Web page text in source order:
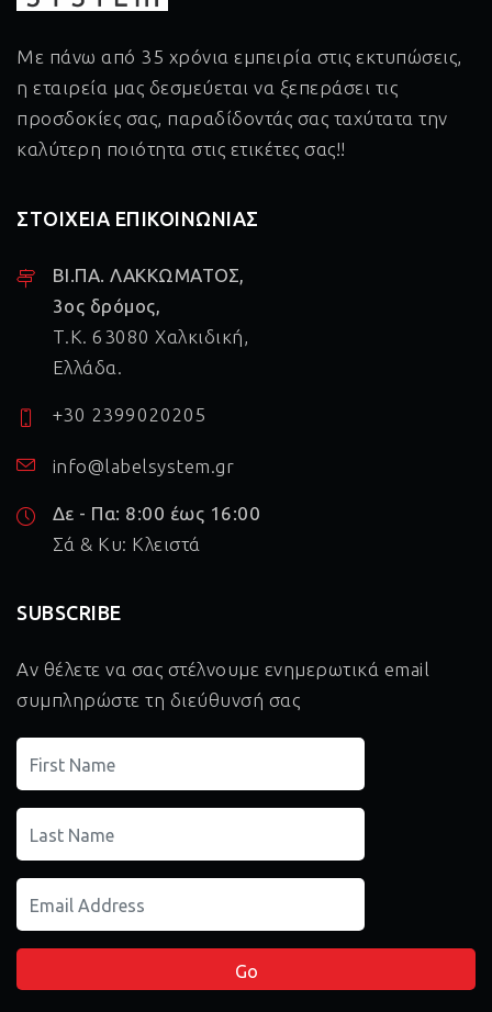
Με πάνω από 35 χρόνια εμπειρία στις εκτυπώσεις,
η εταιρεία μας δεσμεύεται να ξεπεράσει τις
προσδοκίες σας, παραδίδοντάς σας ταχύτατα την
καλύτερη ποιότητα στις ετικέτες σας!!
ΣΤΟΙΧΕΙΑ ΕΠΙΚΟΙΝΩΝΙΑΣ
ΒΙ.ΠΑ. ΛΑΚΚΩΜΑΤΟΣ,
3ος δρόμος,
Τ.Κ. 63080 Χαλκιδική,
Ελλάδα.
+30 2399020205
info@labelsystem.gr
Δε - Πα: 8:00 έως 16:00
Σά & Κυ: Κλειστά
SUBSCRIBE
Αν θέλετε να σας στέλνουμε ενημερωτικά email
συμπληρώστε τη διεύθυνσή σας